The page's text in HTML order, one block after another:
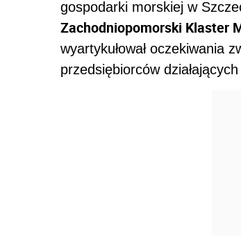
gospodarki morskiej w
Zachodniopomorski Klaster
wyartykułował oczekiwania
przedsiębiorców